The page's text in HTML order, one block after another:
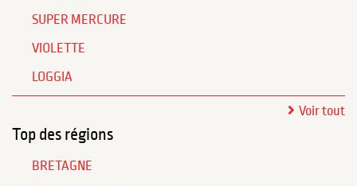
SUPER MERCURE
VIOLETTE
LOGGIA
Voir tout
Top des régions
BRETAGNE